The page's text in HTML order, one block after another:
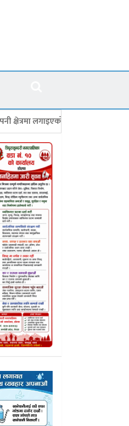
गाँजाका बोट नष्ट